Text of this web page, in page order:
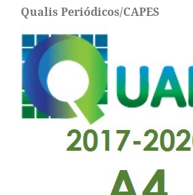
Qualis Periódicos/CAPES